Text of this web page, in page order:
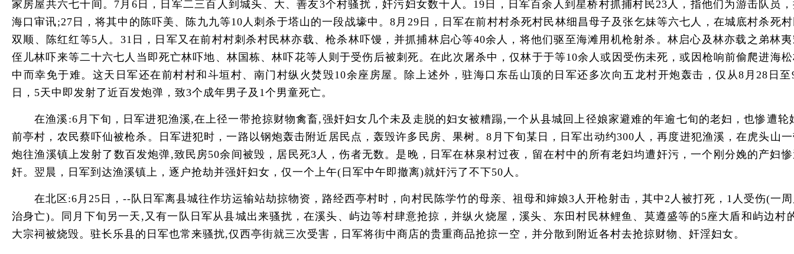
家房屋共六七十间。7月6日，日军二三百人到城头、大、善友3个村骚扰，奸污妇女数十人。19日，日军百余人到星桥村抓捕村民23人，指他们为游击队员
海口审讯;27日，将其中的陈吓美、陈九九等10人刺杀于塔山的一段战壕中。8月29日，日军在前村村杀死村民林细昌母子及张乞妹等六七人，在城底村杀死
双顺、陈红红等5人。31日，日军又在前村村刺杀村民林亦载、枪杀林吓馒，并抓捕林启心等40余人，将他们驱至海滩用机枪射杀。林启心及林亦载之弟林
侄儿林吓来等二十六七人当即死亡林吓地、林国栋、林吓花等人则于受伤后被刺死。在此次屠杀中，仅林于于等10余人或因受伤未死，或因枪响前偷爬进海
中而幸免于难。这天日军还在前村村和斗垣村、南门村纵火焚毁10余座房屋。除上述外，驻海口东岳山顶的日军还多次向五龙村开炮轰击，仅从8月28日至
日，5天中即发射了近百发炮弹，致3个成年男子及1个男童死亡。
在渔溪:6月下旬，日军进犯渔溪,在上径一带抢掠财物禽畜,强奸妇女几个未及走脱的妇女被糟蹋,一个从县城回上径娘家避难的年逾七旬的老妇，也惨遭轮
前亭村，农民蔡吓仙被枪杀。日军进犯时，一路以钢炮轰击附近居民点，轰毁许多民房、果树。8月下旬某日，日军出动约300人，再度进犯渔溪，在虎头山
炮往渔溪镇上发射了数百发炮弹,致民房50余间被毁，居民死3人，伤者无数。是晚，日军在林泉村过夜，留在村中的所有老妇均遭奸污，一个刚分娩的产妇
奸。翌晨，日军到达渔溪镇上，逐户抢劫并强奸妇女，仅一个上午(日军中午即撤离)就奸污了不下50人。
在北区:6月25日，--队日军离县城往作坊运输站劫掠物资，路经西亭村时，向村民陈学竹的母亲、祖母和婶娘3人开枪射击，其中2人被打死，1人受伤(一
治身亡)。同月下旬另一天,又有一队日军从县城出来骚扰，在溪头、屿边等村肆意抢掠，并纵火烧屋，溪头、东田村民林鲤鱼、莫遵盛等的5座大盾和屿边村
大宗祠被烧毁。驻长乐县的日军也常来骚扰,仅西亭街就三次受害，日军将街中商店的贵重商品抢掠一空，并分散到附近各村去抢掠财物、奸淫妇女。